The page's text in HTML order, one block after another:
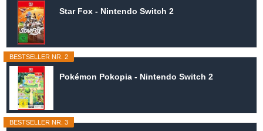
Star Fox - Nintendo Switch 2
BESTSELLER NR. 2
Pokémon Pokopia - Nintendo Switch 2
BESTSELLER NR. 3